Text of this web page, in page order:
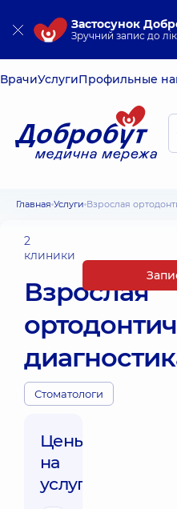
Застосунок
Зручний запис до
ВрачиУслугиПрофильные
Главная Услуги Взрослая
2
клиники
Взрослая
Стоматологи
Цены
на
услуги: